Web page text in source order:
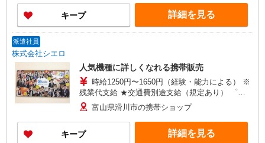
当、資格手当） ※個人実績に応じて報奨金・イン
センティブあり ※経験・能力・年齢を考慮して金
額を決定致します。 ＜補足事項＞ ・資格手当・役
ンセンティブ支給(規定有) ゜・。○。・゜+゜・。
キープ 詳細を見る
派遣社員
株式会社シエロ
人気機種に詳しくなれる携帯販売
時給1250円〜1650円（経験・能力による） ※
残業代支給 ★交通費別途支給（規定あり） ゜
+゜・。○。・゜+゜・。○。・゜+゜ 入社祝い金10
万円支給(規定有) お友達を紹介頂くと, インセンテ
ィブ支給(規定有) ★月2回払い・週払い可能（規程
有）★ ゜・。○。・゜+゜・。○。・゜+゜
富山県滑川市の携帯ショップ
キープ 詳細を見る